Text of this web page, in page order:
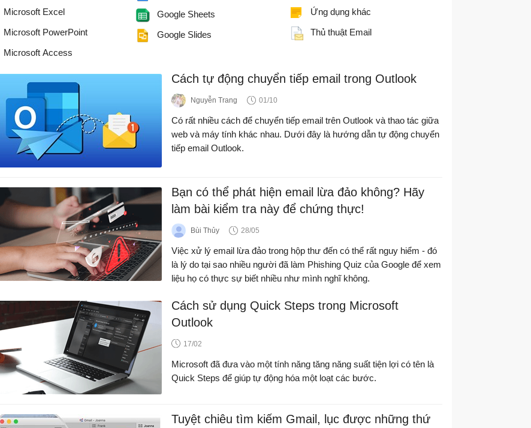
Microsoft Excel
Microsoft PowerPoint
Microsoft Access
Google Sheets
Google Slides
Ứng dụng khác
Thủ thuật Email
Cách tự động chuyển tiếp email trong Outlook
Nguyễn Trang 01/10
Có rất nhiều cách để chuyển tiếp email trên Outlook và thao tác giữa
web và máy tính khác nhau. Dưới đây là hướng dẫn tự động chuyển
tiếp email Outlook.
Bạn có thể phát hiện email lừa đảo không? Hãy
làm bài kiểm tra này để chứng thực!
Bùi Thủy 28/05
Việc xử lý email lừa đảo trong hộp thư đến có thể rất nguy hiểm - đó
là lý do tại sao nhiều người đã làm Phishing Quiz của Google để xem
liệu họ có thực sự biết nhiều như mình nghĩ không.
Cách sử dụng Quick Steps trong Microsoft
Outlook
17/02
Microsoft đã đưa vào một tính năng tăng năng suất tiện lợi có tên là
Quick Steps để giúp tự động hóa một loạt các bước.
Tuyệt chiêu tìm kiếm Gmail, lục được những thứ